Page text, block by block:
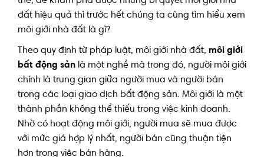
đất hiệu quả thì trước hết chúng ta cùng tìm hiểu xem
môi giới nhà đất là gì?
Theo quy định từ pháp luật, môi giới nhà đất, môi giới
bất động sản là một nghề mà trong đó, người môi giới
chính là trung gian giữa người mua và người bán
trong các loại giao dịch bất động sản. Môi giới là một
thành phần không thể thiếu trong việc kinh doanh.
Nhờ có hoạt động môi giới, người mua sẽ mua được
với mức giá hợp lý nhất, người bán cũng thuận tiện
hơn trong việc bán hàng.